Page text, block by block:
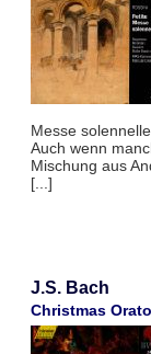
Messe
Auch wenn
Mischung aus
[...]
J.S. Bach
Christmas